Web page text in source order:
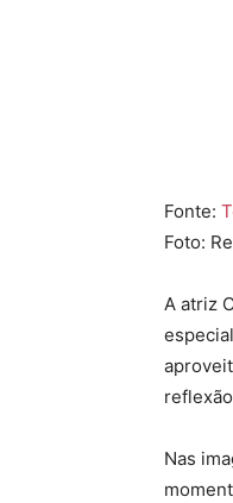
Fonte:
Foto:
A atriz
Nas